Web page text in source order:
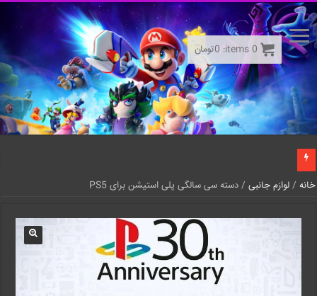
خانه /لوازم جانبی / دسته سی سالگی پلی استیشن برای PS5
0
items:
0تومان